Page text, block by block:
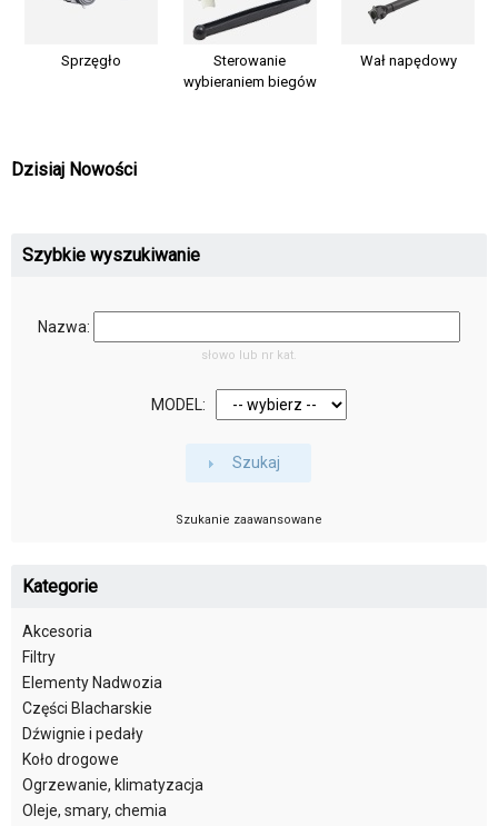
Sprzęgło
Sterowanie
wybieraniem biegów
Wał napędowy
Dzisiaj Nowości
Szybkie wyszukiwanie
Nazwa:
słowo lub nr kat.
MODEL:
Szukaj
Szukanie zaawansowane
Kategorie
Akcesoria
Filtry
Elementy Nadwozia
Części Blacharskie
Dźwignie i pedały
Koło drogowe
Ogrzewanie, klimatyzacja
Oleje, smary, chemia